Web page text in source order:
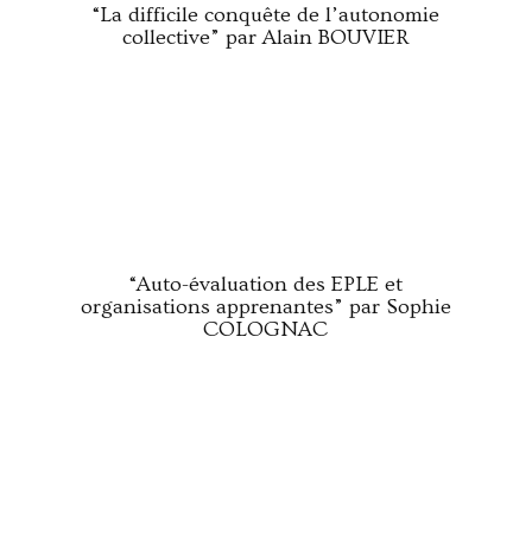
“La difficile conquête de l’autonomie
collective” par Alain BOUVIER
“Auto-évaluation des EPLE et
organisations apprenantes” par Sophie
COLOGNAC